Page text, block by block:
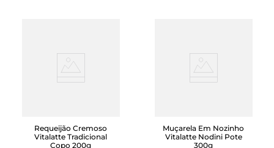
Requeijão Cremoso
Vitalatte Tradicional
Copo 200g
Muçarela Em Nozinho
Vitalatte Nodini Pote
300g